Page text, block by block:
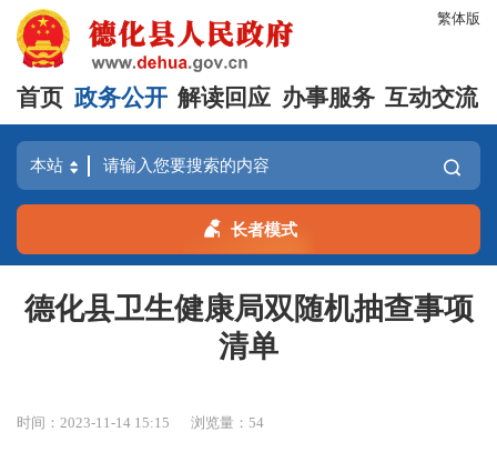
繁体版
首页 政务公开 解读回应 办事服务 互动交流
长者模式
德化县卫生健康局双随机抽查事项
清单
时间：2023-11-14 15:15 浏览量：54